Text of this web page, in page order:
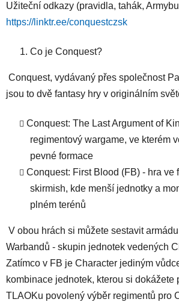
Užiteční odkazy (pravidla, tahák,
https://linktr.ee/conquestczsk
Co je Conquest?
Conquest, vydávaný přes společnost
jsou to dvě fantasy hry v originálním
Conquest: The Last Argument of
regimentový wargame, ve kterém
pevné formace
Conquest: First Blood (FB) - hra ve
skirmish, kde menší jednotky a
plném terénů
V obou hrách si můžete sestavit
Warbandů - skupin jednotek vedených
Zatímco v FB je Character jediným
kombinace jednotek, kterou si dokážete
TLAOKu povolený výběr regimentů pro